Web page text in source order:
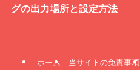
グの出力場所と設定方法
ホーム 当サイトの免責事項